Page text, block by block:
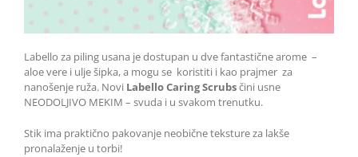
Labello za piling usana je dostupan u dve fantastične arome –
aloe vere i ulje šipka, a mogu se koristiti i kao prajmer za
nanošenje ruža. Novi Labello Caring Scrubsčini usne
NEODOLJIVO MEKIM – svuda i u svakom trenutku.
Stik ima praktično pakovanje neobične teksture za lakše
pronalaženje u torbi!